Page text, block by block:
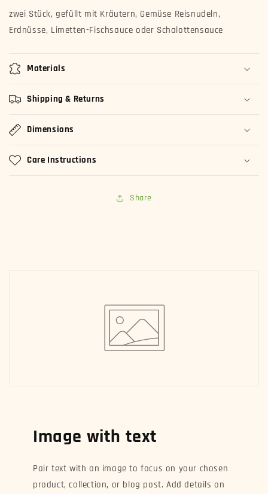
zwei Stück, gefüllt mit Kräutern, Gemüse Reisnudeln,
Erdnüsse, Limetten-Fischsauce oder Schalottensauce
Materials
Shipping & Returns
Dimensions
Care Instructions
Share
Image with text
Pair text with an image to focus on your chosen
product, collection, or blog post. Add details on